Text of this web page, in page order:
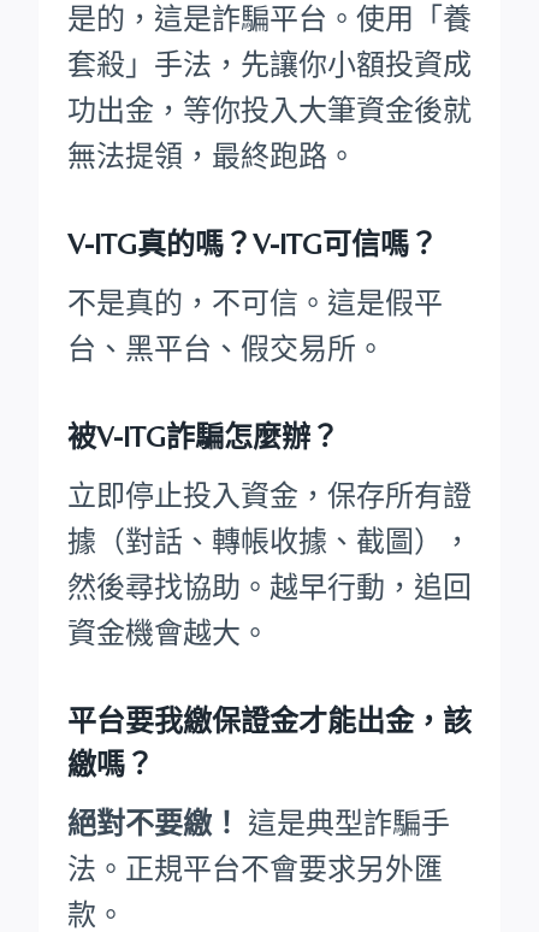
是的，這是詐騙平台。使用「養
套殺」手法，先讓你小額投資成
功出金，等你投入大筆資金後就
無法提領，最終跑路。
V-ITG真的嗎？V-ITG可信嗎？
不是真的，不可信。這是假平
台、黑平台、假交易所。
被V-ITG詐騙怎麼辦？
立即停止投入資金，保存所有證
據（對話、轉帳收據、截圖），
然後尋找協助。越早行動，追回
資金機會越大。
平台要我繳保證金才能出金，該
繳嗎？
絕對不要繳！ 這是典型詐騙手
法。正規平台不會要求另外匯
款。